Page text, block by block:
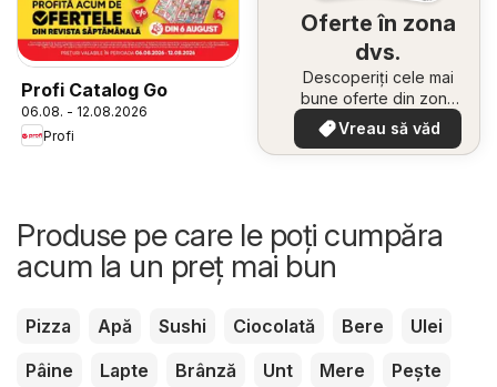
Profi Catalog Go
06.08. - 12.08.2026
Profi
Oferte în zona
dvs.
Descoperiți cele mai
bune oferte din zona
dumneavoastră
Vreau să văd
Produse pe care le poți cumpăra
acum la un preț mai bun
Pizza Apă Sushi Ciocolată Bere
Ulei
Pâine
Lapte Brânză Unt Mere
Pește